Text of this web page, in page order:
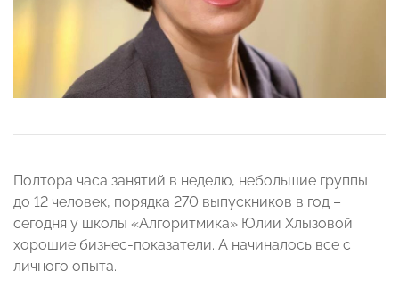
Полтора часа занятий в неделю, небольшие группы
до 12 человек, порядка 270 выпускников в год –
сегодня у школы «Алгоритмика» Юлии Хлызовой
хорошие бизнес-показатели. А начиналось все с
личного опыта.